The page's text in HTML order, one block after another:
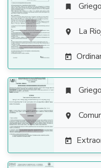

 Griego
 La


 Griego

